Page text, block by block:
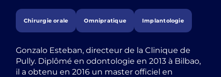
Chirurgie orale Omnipratique Implantologie
Gonzalo Esteban, directeur de la Clinique de
Pully. Diplômé en odontologie en 2013 à Bilbao,
il a obtenu en 2016 un master officiel en